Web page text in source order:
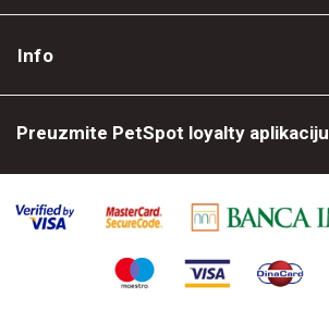
Info
Preuzmite PetSpot loyalty aplikaciju